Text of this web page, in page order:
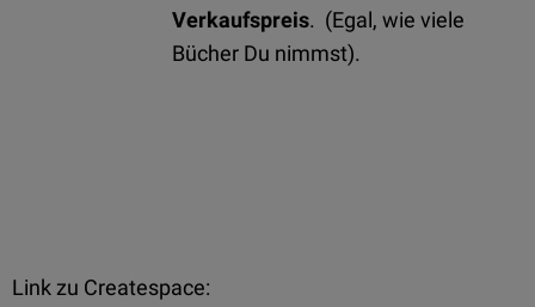
Verkaufspreis. (Egal, wie viele
Bücher Du nimmst).
Link zu Createspace: